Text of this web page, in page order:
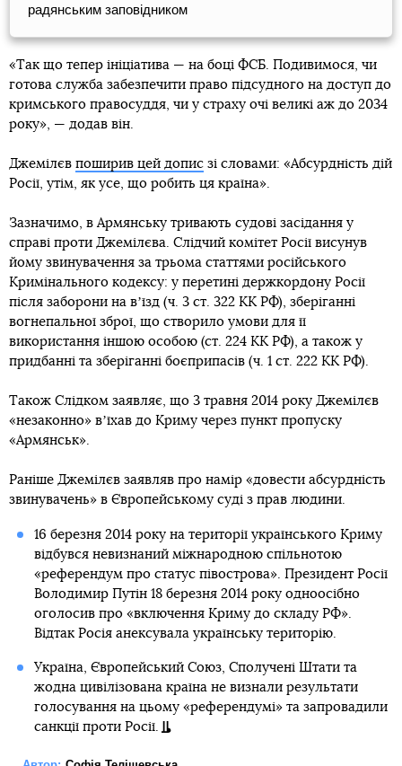
радянським заповідником
«Так що тепер ініціатива — на боці ФСБ. Подивимося, чи
готова служба забезпечити право підсудного на доступ до
кримського правосуддя, чи у страху очі великі аж до 2034
року», — додав він.
Джемілєв поширив цей допис зі словами: «Абсурдність дій
Росії, утім, як усе, що робить ця країна».
Зазначимо, в Армянську тривають судові засідання у
справі проти Джемілєва. Слідчий комітет Росії висунув
йому звинувачення за трьома статтями російського
Кримінального кодексу: у перетині держкордону Росії
після заборони на вʼїзд (ч. 3 ст. 322 КК РФ), зберіганні
вогнепальної зброї, що створило умови для її
використання іншою особою (ст. 224 КК РФ), а також у
придбанні та зберіганні боєприпасів (ч. 1 ст. 222 КК РФ).
Також Слідком заявляє, що 3 травня 2014 року Джемілєв
«незаконно» вʼїхав до Криму через пункт пропуску
«Армянськ».
Раніше Джемілєв заявляв про намір «довести абсурдність
звинувачень» в Європейському суді з прав людини.
16 березня 2014 року на території українського Криму
відбувся невизнаний міжнародною спільнотою
«референдум про статус півострова». Президент Росії
Володимир Путін 18 березня 2014 року одноосібно
оголосив про «включення Криму до складу РФ».
Відтак Росія анексувала українську територію.
Україна, Європейський Союз, Сполучені Штати та
жодна цивілізована країна не визнали результати
голосування на цьому «референдумі» та запровадили
санкції проти Росії.